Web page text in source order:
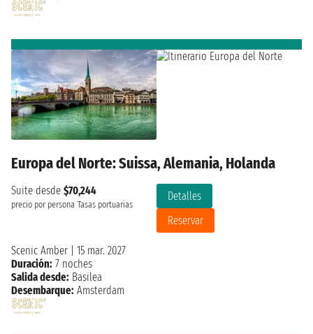
Europa del Norte: Suissa, Alemania, Holanda
Suite desde $70,244
precio por persona Tasas portuarias
Detalles
Reservar
Scenic Amber
15 mar. 2027
Duración: 7 noches
Salida desde: Basilea
Desembarque: Amsterdam